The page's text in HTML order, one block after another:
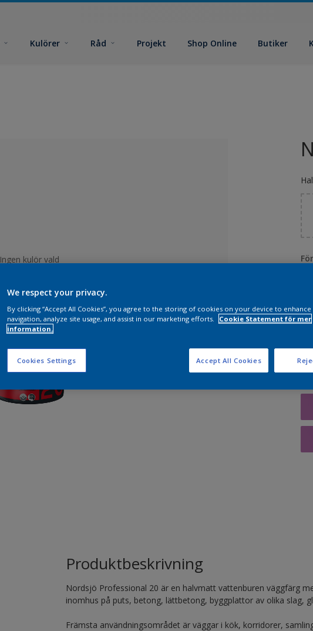
Kulörer Råd Projekt Shop Online Butiker
Ingen kulör vald
Produktbeskrivning
Nordsjö Professional 20 är en halvmatt vattenburen väggfärg
inomhus på puts, betong, lättbetong, byggplattor av olika slag,
Främsta användningsområdet är väggar i kök, korridorer,
We respect your privacy.
By clicking “Accept All Cookies”, you agree to the storing of cookies on your device to enhance
navigation, analyze site usage, and assist in our marketing efforts.
Cookie Statement för mer
information.
Cookies Settings Accept All Cookies